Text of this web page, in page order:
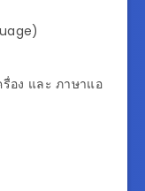
อง และ ภาษาแอ